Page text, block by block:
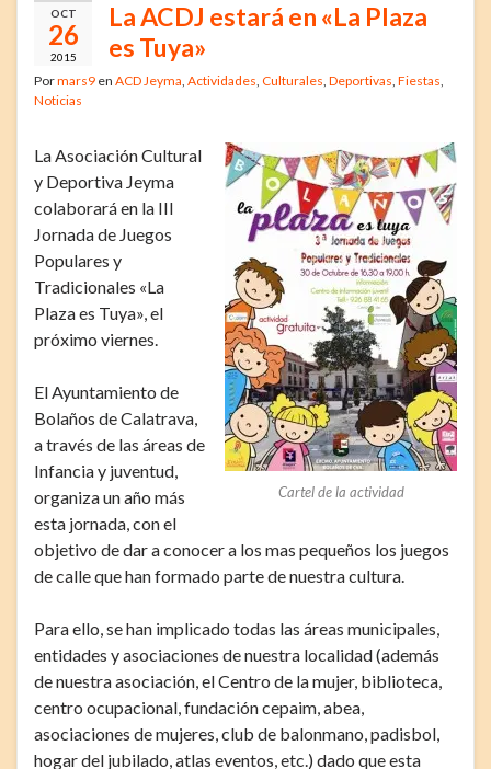
OCT
26
2015
La ACDJ estará en «La Plaza
es Tuya»
Pormars9 en ACD Jeyma, Actividades, Culturales, Deportivas, Fiestas,
Noticias
Cartel de la actividad
La Asociación Cultural
y Deportiva Jeyma
colaborará en la III
Jornada de Juegos
Populares y
Tradicionales «La
Plaza es Tuya», el
próximo viernes.
El Ayuntamiento de
Bolaños de Calatrava,
a través de las áreas de
Infancia y juventud,
organiza un año más
esta jornada, con el
objetivo de dar a conocer a los mas pequeños los juegos
de calle que han formado parte de nuestra cultura.
Para ello, se han implicado todas las áreas municipales,
entidades y asociaciones de nuestra localidad (además
de nuestra asociación, el Centro de la mujer, biblioteca,
centro ocupacional, fundación cepaim, abea,
asociaciones de mujeres, club de balonmano, padisbol,
hogar del jubilado, atlas eventos, etc.) dado que esta